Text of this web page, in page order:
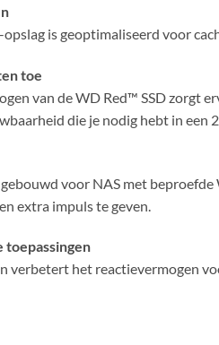
opslag is geoptimaliseerd voor
toe
van de WD Red™ SSD zorgt
die je nodig hebt in een
gebouwd voor NAS met
extra impuls te geven.
toepassingen
verbetert het reactievermogen